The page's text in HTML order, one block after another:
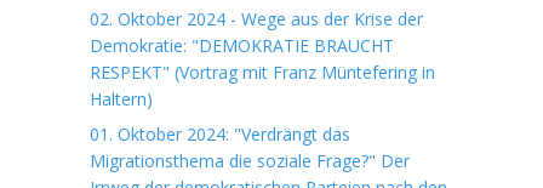
02. Oktober 2024 - Wege aus der Krise der
Demokratie: "DEMOKRATIE BRAUCHT
RESPEKT" (Vortrag mit Franz Müntefering in
Haltern)
01. Oktober 2024: "Verdrängt das
Migrationsthema die soziale Frage?" Der